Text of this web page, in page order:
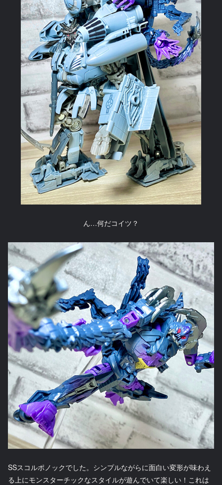
ん…何だコイツ？
SSスコルポノックでした。シンプルながらに面白い変形が味わえ
る上にモンスターチックなスタイルが遊んでいて楽しい！これは